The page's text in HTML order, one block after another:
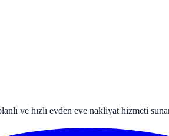
ve hızlı evden eve nakliyat hizmeti